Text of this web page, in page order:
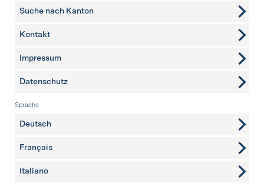
Suche nach Kanton
weitere Seiten
Kontakt
Impressum
Datenschutz
Sprache
Deutsch
Français
Italiano